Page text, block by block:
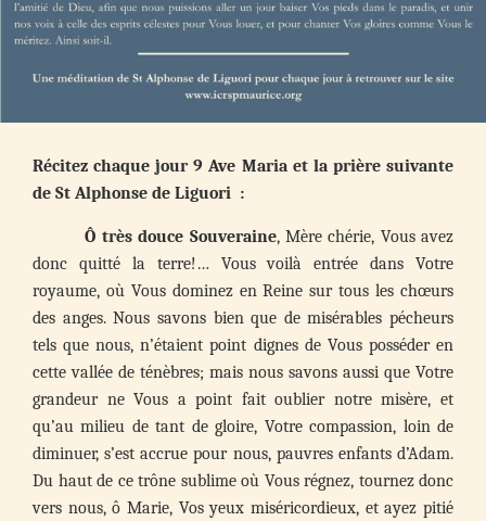
Récitez chaque jour 9 Ave Maria et la prière suivante
de St Alphonse de Liguori :
Ô très douce Souveraine, Mère chérie, Vous avez
donc quitté la terre!… Vous voilà entrée dans Votre
royaume, où Vous dominez en Reine sur tous les chœurs
des anges. Nous savons bien que de misérables pécheurs
tels que nous, n’étaient point dignes de Vous posséder en
cette vallée de ténèbres; mais nous savons aussi que Votre
grandeur ne Vous a point fait oublier notre misère, et
qu’au milieu de tant de gloire, Votre compassion, loin de
diminuer, s’est accrue pour nous, pauvres enfants d’Adam.
Du haut de ce trône sublime où Vous régnez, tournez donc
vers nous, ô Marie, Vos yeux miséricordieux, et ayez pitié